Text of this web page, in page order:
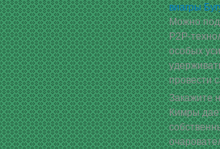
виагры
Можно
Р2Р-
особых
провести
Закажите
Кимры